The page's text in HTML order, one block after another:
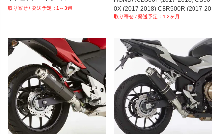
1～3週
0X (2017-2018) CBR500R (2017-20
18)
1-2ヶ月